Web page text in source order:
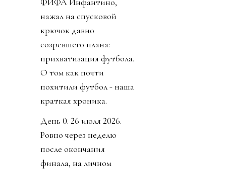
нажал на спусковой
крючок давно
созревшего плана:
прихватизация футбола.
О том как почти
похитили футбол - наша
краткая хроника.
День 0. 26 июля 2026.
Ровно через неделю
после окончания
финала, на личном